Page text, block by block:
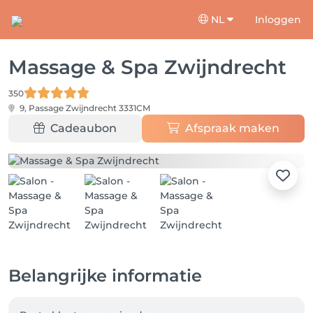
NL Inloggen
Massage & Spa Zwijndrecht
350
9, Passage Zwijndrecht 3331CM
Cadeaubon Afspraak maken
Belangrijke informatie